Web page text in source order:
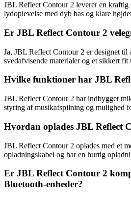
JBL Reflect Contour 2 leverer en kraftig
lydoplevelse med dyb bas og klare
Er JBL Reflect Contour 2
Ja, JBL Reflect Contour 2 er designet til
svedafvisende materialer og et sikkert
Hvilke funktioner har JBL
JBL Reflect Contour 2 har indbygget
styring af musikafspilning og mulighed
Hvordan oplades JBL Reflect
JBL Reflect Contour 2 oplades med et
opladningskabel og har en hurtig
Er JBL Reflect Contour 2
Bluetooth-enheder?